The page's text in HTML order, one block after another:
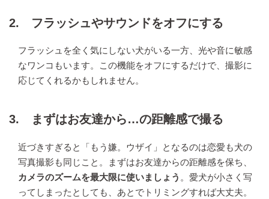
2. フラッシュやサウンドをオフにする
フラッシュを全く気にしない犬がいる一方、光や音に敏感
なワンコもいます。この機能をオフにするだけで、撮影に
応じてくれるかもしれません。
3. まずはお友達から…の距離感で撮る
近づきすぎると「もう嫌。ウザイ」となるのは恋愛も犬の
写真撮影も同じこと。まずはお友達からの距離感を保ち、
カメラのズームを最大限に使いましょう 。愛犬が小さく写
ってしまったとしても、あとでトリミングすれば大丈夫。